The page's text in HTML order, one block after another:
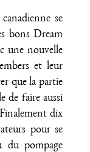
se
bons Dream
une nouvelle
et leur
que la partie
de faire aussi
dix
pour se
du pompage